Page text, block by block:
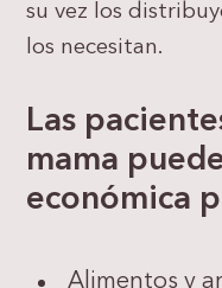
su vez los
los necesitan.
Las
mama
económica
Alimentos y